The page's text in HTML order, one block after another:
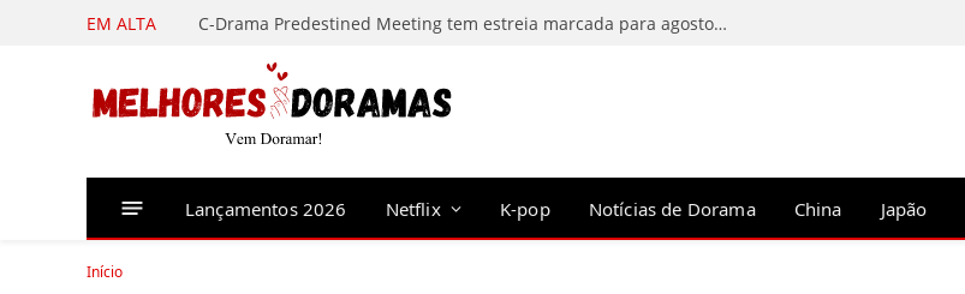
EM ALTA C-Drama Predestined Meeting tem estreia marcada para agosto de 2026
Lançamentos 2026 Netflix K-pop Notícias de Dorama China Japão
Início